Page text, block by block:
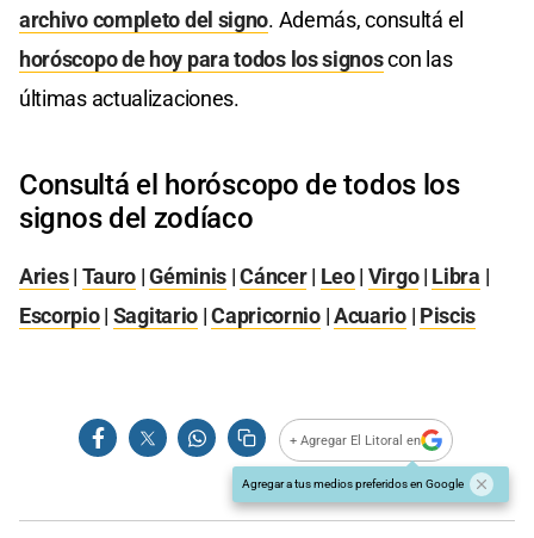
archivo completo del signo. Además, consultá el
horóscopo de hoy para todos los signoscon las
últimas actualizaciones.
Consultá el horóscopo de todos los
signos del zodíaco
Aries| Tauro |Géminis |Cáncer| Leo| Virgo| Libra |
Escorpio| Sagitario |Capricornio|Acuario| Piscis
+ Agregar El Litoral en
Agregar a tus medios preferidos en Google